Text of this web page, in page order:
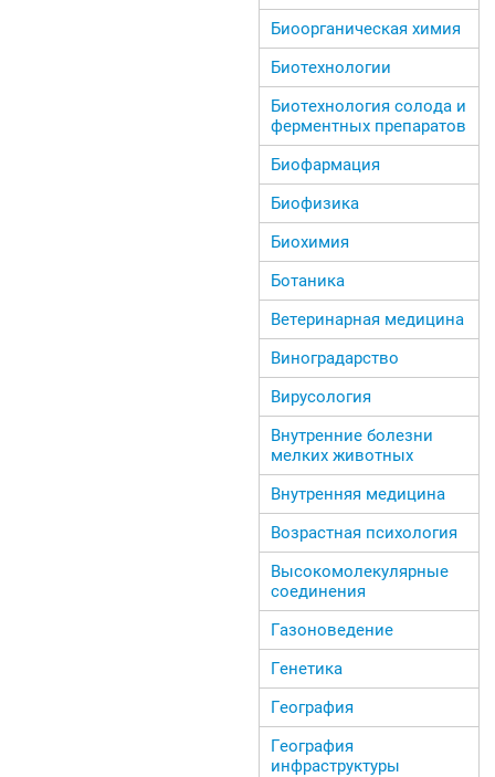
Биоорганическая химия
Биотехнологии
Биотехнология солода и
ферментных препаратов
Биофармация
Биофизика
Биохимия
Ботаника
Ветеринарная медицина
Виноградарство
Вирусология
Внутренние болезни
мелких животных
Внутренняя медицина
Возрастная психология
Высокомолекулярные
соединения
Газоноведение
Генетика
География
География
инфраструктуры